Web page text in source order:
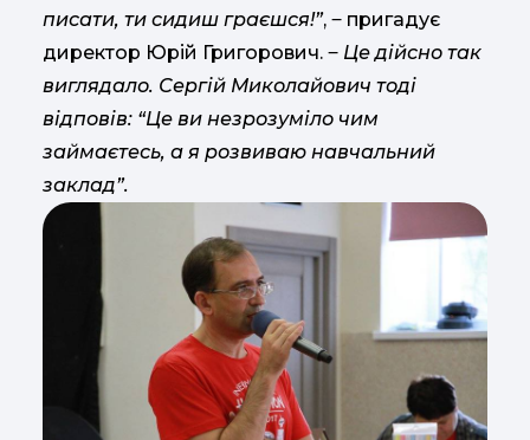
писати, ти сидиш граєшся!”, ‒ пригадує
директор Юрій Григорович. ‒ Це дійсно так
виглядало. Сергій Миколайович тоді
відповів: “Це ви незрозуміло чим
займаєтесь, а я розвиваю навчальний
заклад”.